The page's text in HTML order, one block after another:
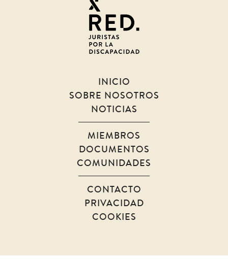
discapacidad
INICIO
SOBRE NOSOTROS
NOTICIAS
MIEMBROS
DOCUMENTOS
COMUNIDADES
CONTACTO
PRIVACIDAD
COOKIES